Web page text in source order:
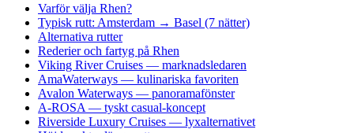
Varför välja Rhen?
Typisk rutt: Amsterdam → Basel (7 nätter)
Alternativa rutter
Rederier och fartyg på Rhen
Viking River Cruises — marknadsledaren
AmaWaterways — kulinariska favoriten
Avalon Waterways — panoramafönster
A-ROSA — tyskt casual-koncept
Riverside Luxury Cruises — lyxalternativet